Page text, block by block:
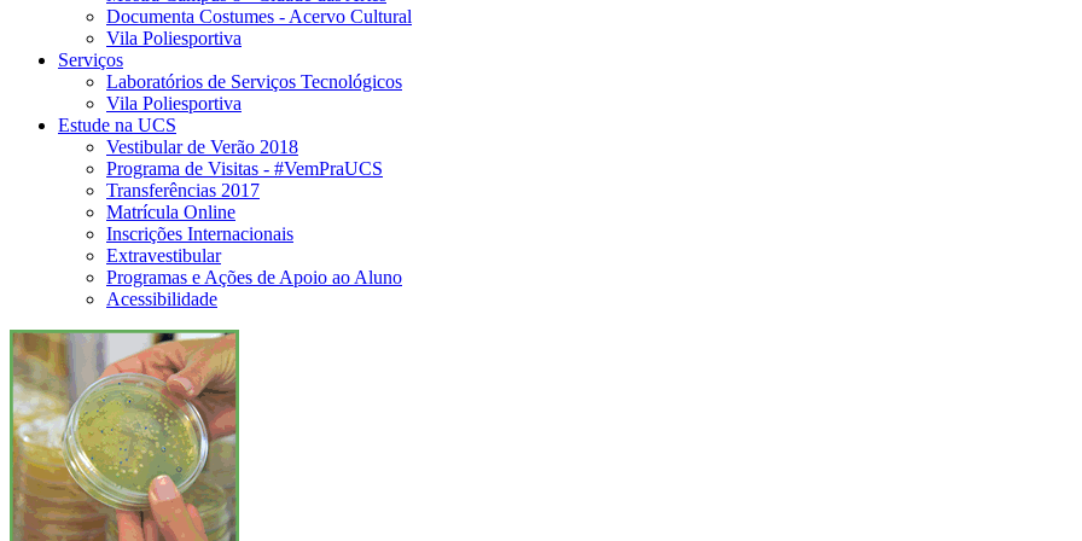
Documenta Costumes - Acervo Cultural
Vila Poliesportiva
Serviços
Laboratórios de Serviços Tecnológicos
Vila Poliesportiva
Estude na UCS
Vestibular de Verão 2018
Programa de Visitas - #VemPraUCS
Transferências 2017
Matrícula Online
Inscrições Internacionais
Extravestibular
Programas e Ações de Apoio ao Aluno
Acessibilidade